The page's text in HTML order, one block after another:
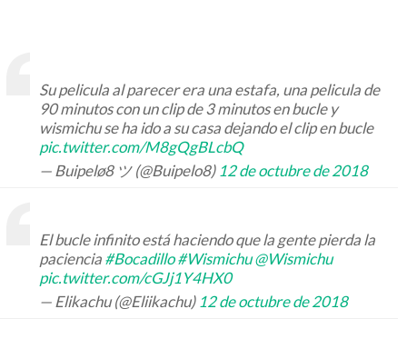
Su pelicula al parecer era una estafa, una pelicula de
90 minutos con un clip de 3 minutos en bucle y
wismichu se ha ido a su casa dejando el clip en bucle
pic.twitter.com/M8gQgBLcbQ
— Buipelø8 ツ (@Buipelo8) 12 de octubre de 2018
El bucle infinito está haciendo que la gente pierda la
paciencia #Bocadillo #Wismichu @Wismichu
pic.twitter.com/cGJj1Y4HX0
— Elikachu (@Eliikachu) 12 de octubre de 2018